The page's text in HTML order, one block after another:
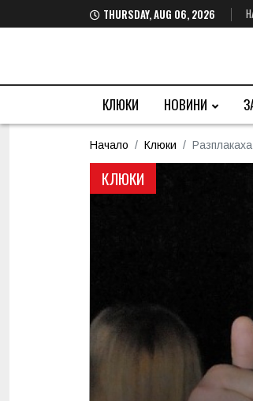
THURSDAY, AUG 06, 2026
КЛЮКИ НОВИНИ
Начало Клюки
КЛЮКИ